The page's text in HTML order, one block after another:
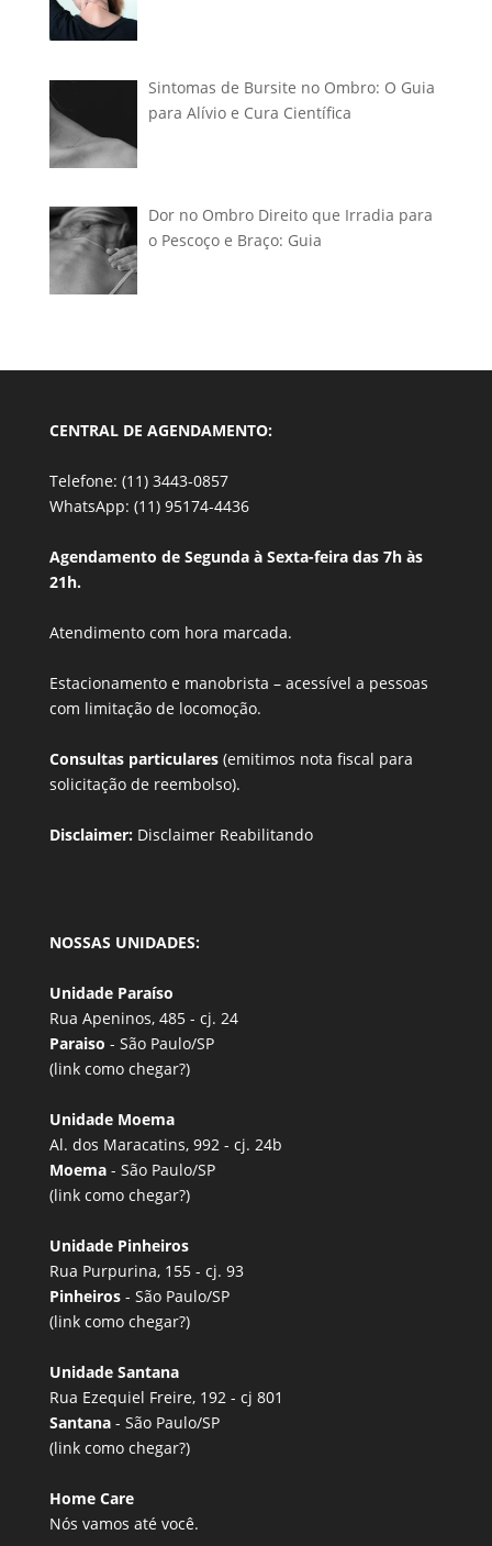
Sintomas de Bursite no Ombro: O Guia
para Alívio e Cura Científica
Dor no Ombro Direito que Irradia para
o Pescoço e Braço: Guia
CENTRAL DE AGENDAMENTO:
Telefone: (11) 3443-0857
WhatsApp: (11) 95174-4436
Agendamento de Segunda à Sexta-feira das 7h às
21h.
Atendimento com hora marcada.
Estacionamento e manobrista – acessível a pessoas
com limitação de locomoção.
Consultas particulares (emitimos nota fiscal para
solicitação de reembolso).
Disclaimer: Disclaimer Reabilitando
NOSSAS UNIDADES:
Unidade Paraíso
Rua Apeninos, 485 - cj. 24
Paraiso - São Paulo/SP
(link como chegar?)
Unidade Moema
Al. dos Maracatins, 992 - cj. 24b
Moema - São Paulo/SP
(link como chegar?)
Unidade Pinheiros
Rua Purpurina, 155 - cj. 93
Pinheiros - São Paulo/SP
(link como chegar?)
Unidade Santana
Rua Ezequiel Freire, 192 - cj 801
Santana - São Paulo/SP
(link como chegar?)
Home Care
Nós vamos até você.